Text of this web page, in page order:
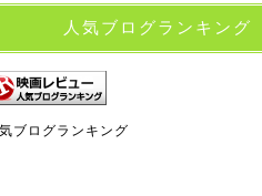
人気ブログランキング
ブログランキング